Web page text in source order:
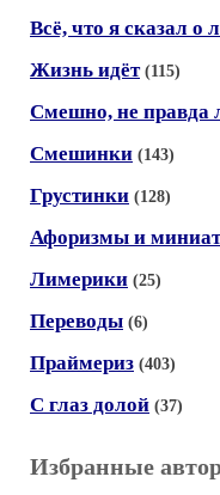
Всё, что я сказал о
Жизнь идёт (115)
Смешно, не правда
Смешинки (143)
Грустинки (128)
Афоризмы и
Лимерики (25)
Переводы (6)
Праймериз (403)
С глаз долой (37)
Избранные